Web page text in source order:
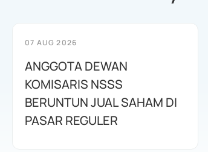
07 AUG 2026
ANGGOTA DEWAN
KOMISARIS NSSS
BERUNTUN JUAL SAHAM DI
PASAR REGULER